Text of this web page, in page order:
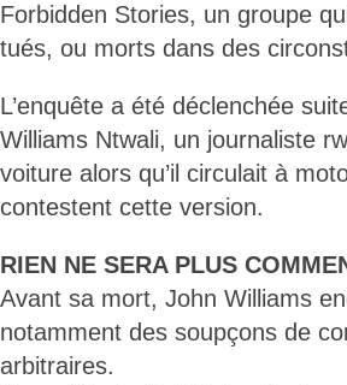
Forbidden Stories, un groupe
tués, ou morts dans des
L’enquête a été déclenchée
Williams Ntwali, un journaliste
voiture alors qu’il circulait à
contestent cette version.
RIEN NE SERA PLUS
Avant sa mort, John Williams
notamment des soupçons de
arbitraires.